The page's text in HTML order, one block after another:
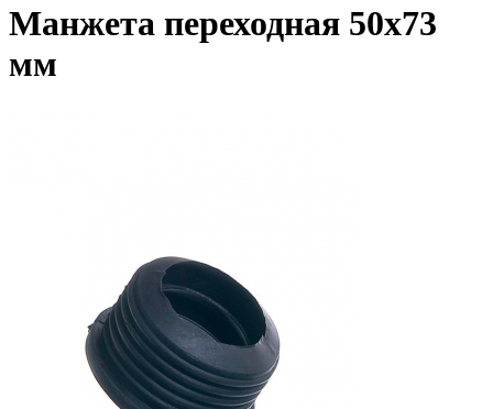
Манжета переходная 50х73
мм